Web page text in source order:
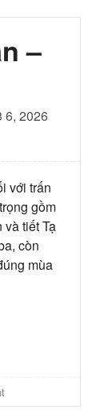
sản
Chương
–
6, 2026
với trấn
gồm
và tiết Tạ
còn
mùa
on
Bốn